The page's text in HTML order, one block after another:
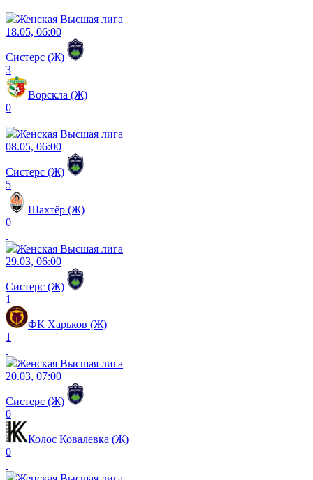
Женская Высшая лига
18.05, 06:00
Систерс (Ж)
3
Ворскла (Ж)
0
Женская Высшая лига
08.05, 06:00
Систерс (Ж)
5
Шахтёр (Ж)
0
Женская Высшая лига
29.03, 06:00
Систерс (Ж)
1
ФК Харьков (Ж)
1
Женская Высшая лига
20.03, 07:00
Систерс (Ж)
0
Колос Ковалевка (Ж)
0